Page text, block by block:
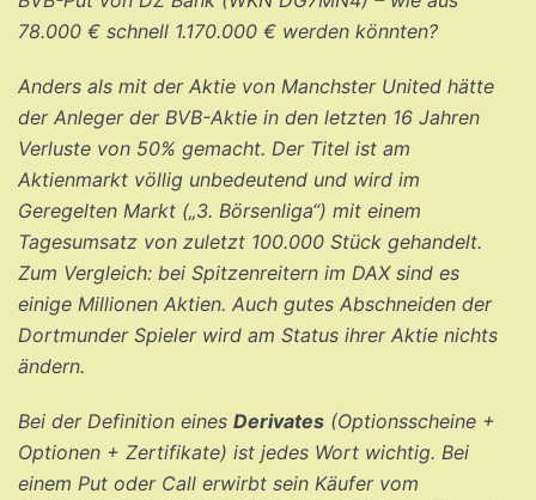
78.000 € schnell 1.170.000 € werden könnten?
Anders als mit der Aktie von Manchster United hätte
der Anleger der BVB-Aktie in den letzten 16 Jahren
Verluste von 50% gemacht. Der Titel ist am
Aktienmarkt völlig unbedeutend und wird im
Geregelten Markt („3. Börsenliga“) mit einem
Tagesumsatz von zuletzt 100.000 Stück gehandelt.
Zum Vergleich: bei Spitzenreitern im DAX sind es
einige Millionen Aktien. Auch gutes Abschneiden der
Dortmunder Spieler wird am Status ihrer Aktie nichts
ändern.
Bei der Definition eines Derivates (Optionsscheine +
Optionen + Zertifikate) ist jedes Wort wichtig. Bei
einem Put oder Call erwirbt sein Käufer vom